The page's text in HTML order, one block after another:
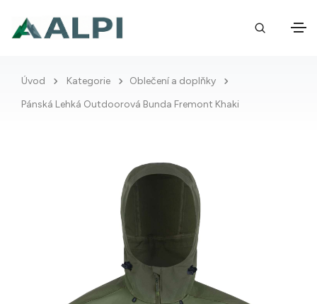
Úvod Kategorie
Oblečení a doplňky
Pánská Lehká Outdoorová Bunda Fremont Khaki